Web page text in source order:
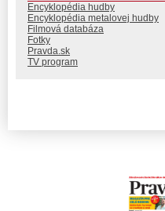
Encyklopédia hudby
Encyklopédia metalovej hudby
Filmová databáza
Fotky
Pravda.sk
TV program